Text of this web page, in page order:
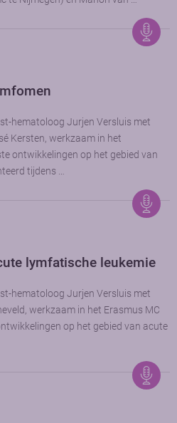
hematoloog Jurjen Versluis met
Kersten, werkzaam in het
ontwikkelingen op het gebied van
tijdens …
lymfatische leukemie
hematoloog Jurjen Versluis met
werkzaam in het Erasmus MC
op het gebied van acute